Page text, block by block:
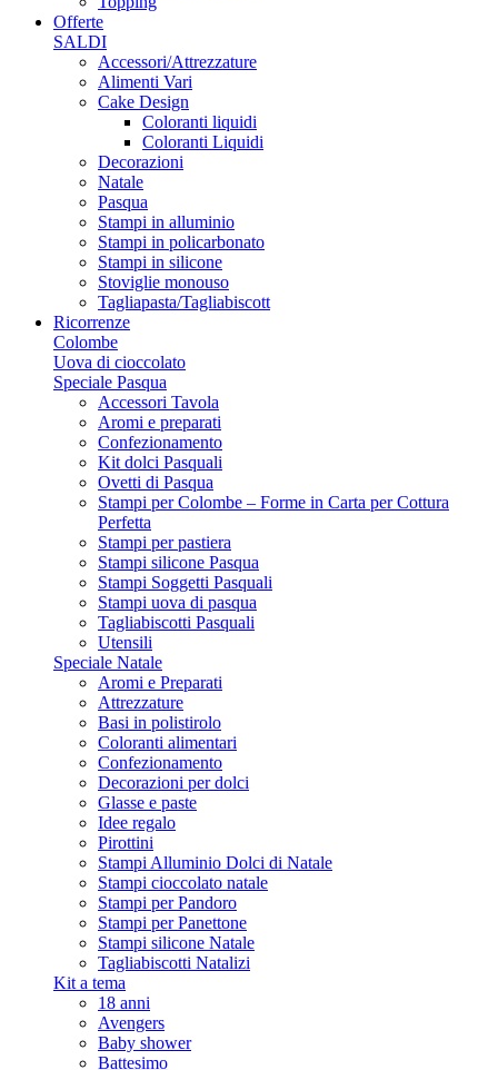
Offerte
SALDI
Accessori/Attrezzature
Alimenti Vari
Cake Design
Coloranti liquidi
Coloranti Liquidi
Decorazioni
Natale
Pasqua
Stampi in alluminio
Stampi in policarbonato
Stampi in silicone
Stoviglie monouso
Tagliapasta/Tagliabiscott
Ricorrenze
Colombe
Uova di cioccolato
Speciale Pasqua
Accessori Tavola
Aromi e preparati
Confezionamento
Kit dolci Pasquali
Ovetti di Pasqua
Stampi per Colombe – Forme in Carta per Cottura
Perfetta
Stampi per pastiera
Stampi silicone Pasqua
Stampi Soggetti Pasquali
Stampi uova di pasqua
Tagliabiscotti Pasquali
Utensili
Speciale Natale
Aromi e Preparati
Attrezzature
Basi in polistirolo
Coloranti alimentari
Confezionamento
Decorazioni per dolci
Glasse e paste
Idee regalo
Pirottini
Stampi Alluminio Dolci di Natale
Stampi cioccolato natale
Stampi per Pandoro
Stampi per Panettone
Stampi silicone Natale
Tagliabiscotti Natalizi
Kit a tema
18 anni
Avengers
Baby shower
Battesimo